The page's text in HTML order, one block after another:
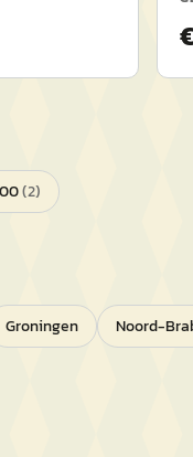
(2)
Groningen Noord-